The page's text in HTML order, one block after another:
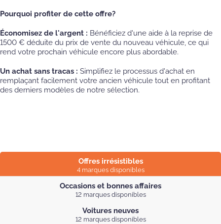
Pourquoi profiter de cette offre?
Économisez de l'argent : Bénéficiez d'une aide à la reprise de
1500 € déduite du prix de vente du nouveau véhicule, ce qui
rend votre prochain véhicule encore plus abordable.
Un achat sans tracas : Simplifiez le processus d'achat en
remplaçant facilement votre ancien véhicule tout en profitant
des derniers modèles de notre sélection.
Offres irrésistibles
4 marques disponibles
Occasions et bonnes affaires
12 marques disponibles
Voitures neuves
12 marques disponibles